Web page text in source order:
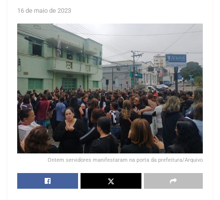
16 de maio de 2023
Ontem servidores manifestaram na porta da prefeitura/Arquivo